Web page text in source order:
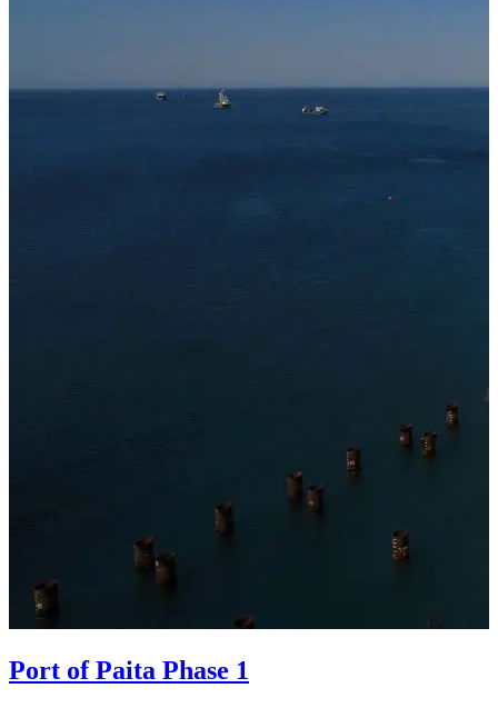
Port of Paita Phase 1